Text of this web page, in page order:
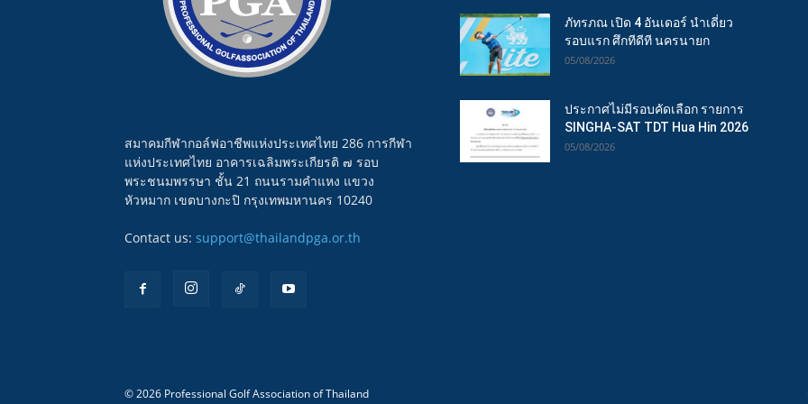
สมาคมกีฬากอล์ฟอาชีพแห่งประเทศไทย 286 การกีฬา
แห่งประเทศไทย อาคารเฉลิมพระเกียรติ ๗ รอบ
พระชนมพรรษา ชั้น 21 ถนนรามคำแหง แขวง
หัวหมาก เขตบางกะปิ กรุงเทพมหานคร 10240
Contact us: support@thailandpga.or.th
ภัทรภณ เปิด 4 อันเดอร์ นำเดี่ยว
รอบแรก ศึกทีดีที นครนายก
05/08/2026
ประกาศไม่มีรอบคัดเลือก รายการ
SINGHA-SAT TDT Hua Hin 2026
05/08/2026
© 2026 Professional Golf Association of Thailand